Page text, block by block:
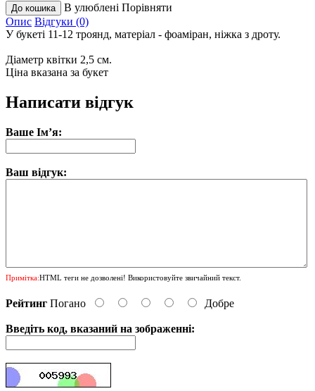
В улюблені Порівняти
Опис Відгуки (0)
У букеті 11-12 троянд, матеріал - фоаміран, ніжка з дроту.
Діаметр квітки 2,5 см.
Ціна вказана за букет
Написати відгук
Ваше Ім’я:
Ваш відгук:
Примітка:HTML теги не дозволені! Використовуйте звичайний текст.
Рейтинг Погано Добре
Введіть код, вказаний на зображенні: